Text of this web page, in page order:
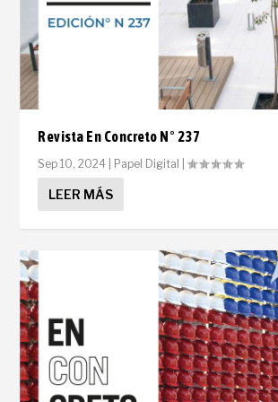
Revista En Concreto N° 237
Sep 10, 2024 Papel Digital |
LEER MÁS